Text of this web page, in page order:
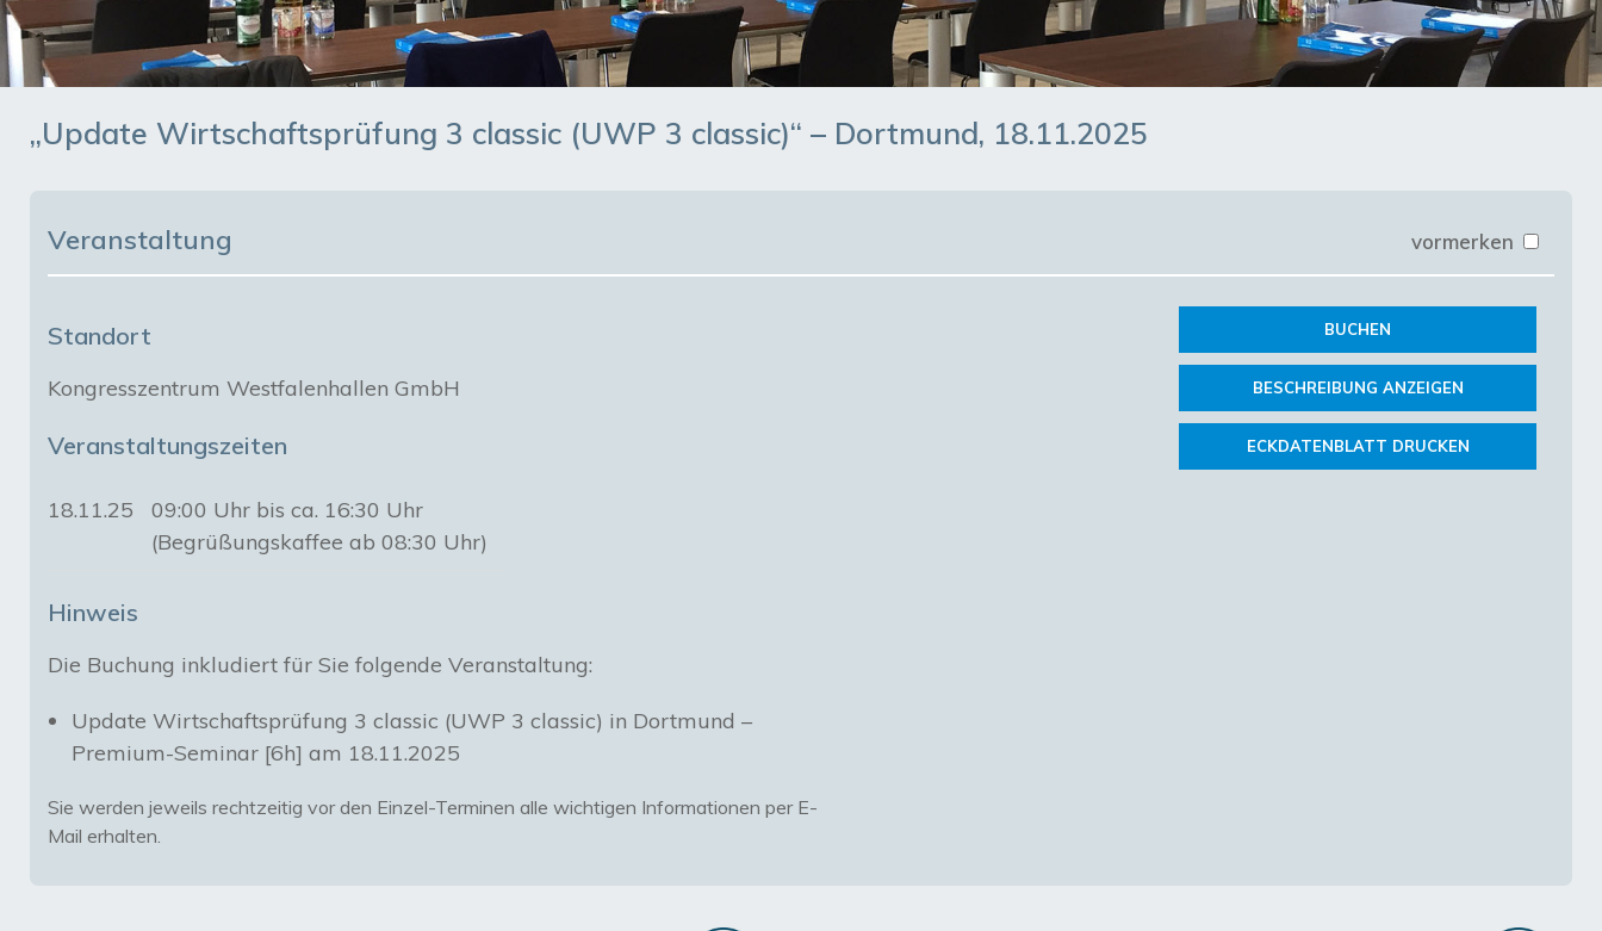
„Update Wirtschaftsprüfung 3 classic (UWP 3 classic)“ – Dortmund, 18.11.2025
Veranstaltung vormerken
Standort
Kongresszentrum Westfalenhallen GmbH
Veranstaltungszeiten
18.11.25
09:00 Uhr bis ca. 16:30 Uhr
(Begrüßungskaffee ab 08:30 Uhr)
Hinweis
Update Wirtschaftsprüfung 3 classic (UWP 3 classic) in Dortmund –
Premium-Seminar [6h] am 18.11.2025
Sie werden jeweils rechtzeitig vor den Einzel-Terminen alle wichtigen Informationen per E-
Mail erhalten.
BUCHEN
BESCHREIBUNG ANZEIGEN
ECKDATENBLATT DRUCKEN